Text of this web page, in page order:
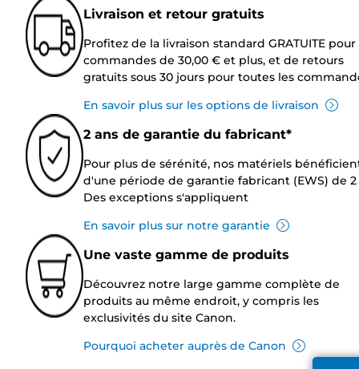
Livraison et retour gratuits
Profitez de la livraison standard GRATUITE pour
commandes de 30,00 € et plus, et de retours
gratuits sous 30 jours pour toutes les
En savoir plus sur les options de livraison
2 ans de garantie du fabricant*
Pour plus de sérénité, nos matériels
d'une période de garantie fabricant (EWS) de 2
Des exceptions s'appliquent
En savoir plus sur notre garantie
Une vaste gamme de produits
Découvrez notre large gamme complète de
produits au même endroit, y compris les
exclusivités du site Canon.
Pourquoi acheter auprès de Canon